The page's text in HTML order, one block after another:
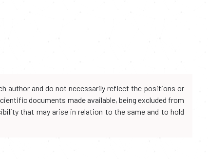
author and do not necessarily reflect the positions or
documents made available, being excluded from
that may arise in relation to the same and to hold